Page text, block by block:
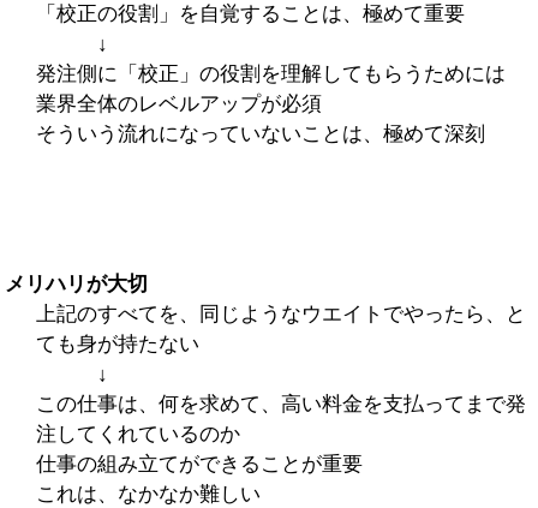
「校正の役割」を自覚することは、極めて重要
↓
発注側に「校正」の役割を理解してもらうためには
業界全体のレベルアップが必須
そういう流れになっていないことは、極めて深刻
メリハリが大切
上記のすべてを、同じようなウエイトでやったら、と
ても身が持たない
↓
この仕事は、何を求めて、高い料金を支払ってまで発
注してくれているのか
仕事の組み立てができることが重要
これは、なかなか難しい